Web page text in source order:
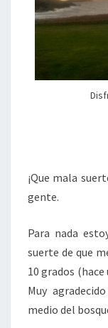
¡Que mala
gente.
Para nada
suerte de que
10 grados
Muy
medio del